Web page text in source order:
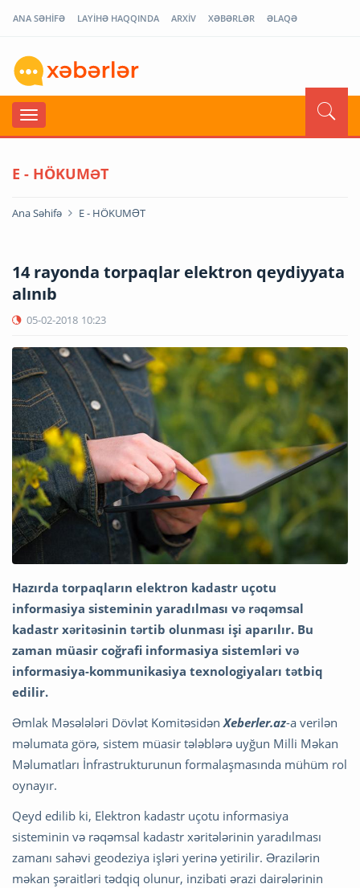
ANA SƏHİFƏ LAYİHƏ HAQQINDA ARXİV XƏBƏRLƏR ƏLAQƏ
E - HÖKUMƏT
Ana Səhifə E - HÖKUMƏT
14 rayonda torpaqlar elektron qeydiyyata
alınıb
05-02-2018 10:23
Hazırda torpaqların elektron kadastr uçotu
informasiya sisteminin yaradılması və rəqəmsal
kadastr xəritəsinin tərtib olunması işi aparılır. Bu
zaman müasir coğrafi informasiya sistemləri və
informasiya-kommunikasiya texnologiyaları tətbiq
edilir.
Əmlak Məsələləri Dövlət KomitəsidənXeberler.az-a verilən
məlumata görə, sistem müasir tələblərə uyğun Milli Məkan
Məlumatları İnfrastrukturunun formalaşmasında mühüm rol
oynayır.
Qeyd edilib ki, Elektron kadastr uçotu informasiya
sisteminin və rəqəmsal kadastr xəritələrinin yaradılması
zamanı sahəvi geodeziya işləri yerinə yetirilir. Ərazilərin
məkan şəraitləri tədqiq olunur, inzibati ərazi dairələrinin